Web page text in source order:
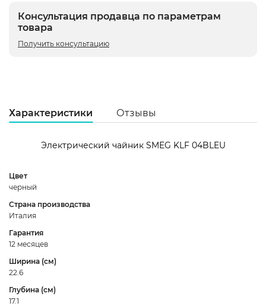
Консультация продавца по параметрам
товара
Получить консультацию
Характеристики Отзывы
Электрический чайник SMEG KLF 04BLEU
Цвет
черный
Страна производства
Италия
Гарантия
12 месяцев
Ширина (см)
22.6
Глубина (см)
17.1